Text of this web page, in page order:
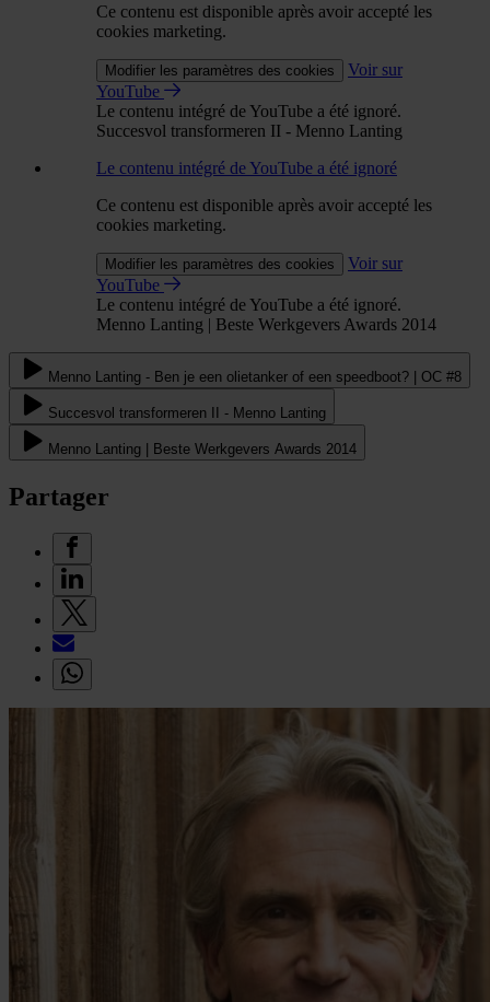
Ce contenu est disponible après avoir accepté les
cookies marketing.
Modifier les paramètres des cookies
Voir sur
YouTube
Le contenu intégré de YouTube a été ignoré.
Succesvol transformeren II - Menno Lanting
Le contenu intégré de YouTube a été ignoré
Ce contenu est disponible après avoir accepté les
cookies marketing.
Modifier les paramètres des cookies
Voir sur
YouTube
Le contenu intégré de YouTube a été ignoré.
Menno Lanting | Beste Werkgevers Awards 2014
Menno Lanting - Ben je een olietanker of een speedboot? | OC #8
Succesvol transformeren II - Menno Lanting
Menno Lanting | Beste Werkgevers Awards 2014
Partager